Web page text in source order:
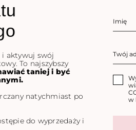
i aktywuj swój
To najszybszy
taniej i być
natychmiast po
do wyprzedaży i
w